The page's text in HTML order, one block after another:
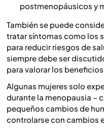
postmenopáusicos y
También se puede
tratar síntomas como los
para reducir riesgos de
siempre debe ser
para valorar los
Algunas mujeres solo
durante la menopausia –
pequeños cambios de
controlarse con cambios